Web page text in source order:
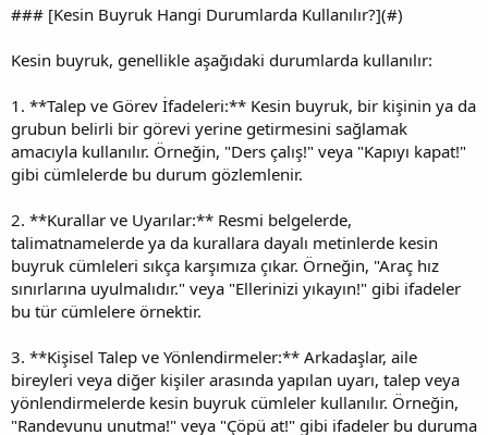
### [Kesin Buyruk Hangi Durumlarda Kullanılır?](#)
Kesin buyruk, genellikle aşağıdaki durumlarda kullanılır:
1. **Talep ve Görev İfadeleri:** Kesin buyruk, bir kişinin ya da
grubun belirli bir görevi yerine getirmesini sağlamak
amacıyla kullanılır. Örneğin, "Ders çalış!" veya "Kapıyı kapat!"
gibi cümlelerde bu durum gözlemlenir.
2. **Kurallar ve Uyarılar:** Resmi belgelerde,
talimatnamelerde ya da kurallara dayalı metinlerde kesin
buyruk cümleleri sıkça karşımıza çıkar. Örneğin, "Araç hız
sınırlarına uyulmalıdır." veya "Ellerinizi yıkayın!" gibi ifadeler
bu tür cümlelere örnektir.
3. **Kişisel Talep ve Yönlendirmeler:** Arkadaşlar, aile
bireyleri veya diğer kişiler arasında yapılan uyarı, talep veya
yönlendirmelerde kesin buyruk cümleler kullanılır. Örneğin,
"Randevunu unutma!" veya "Çöpü at!" gibi ifadeler bu duruma